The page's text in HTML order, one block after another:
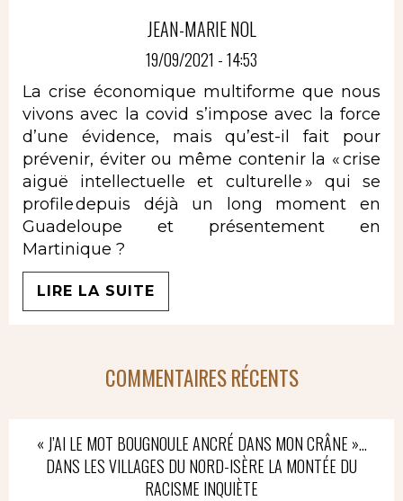
JEAN-MARIE NOL
19/09/2021 - 14:53
La crise économique multiforme que nous
vivons avec la covid s’impose avec la force
d’une évidence, mais qu’est-il fait pour
prévenir, éviter ou même contenir la « crise
aiguë intellectuelle et culturelle » qui se
profile depuis déjà un long moment en
Guadeloupe et présentement en
Martinique ?
LIRE LA SUITE
COMMENTAIRES RÉCENTS
« J’AI LE MOT BOUGNOULE ANCRÉ DANS MON CRÂNE »…
DANS LES VILLAGES DU NORD-ISÈRE LA MONTÉE DU
RACISME INQUIÈTE